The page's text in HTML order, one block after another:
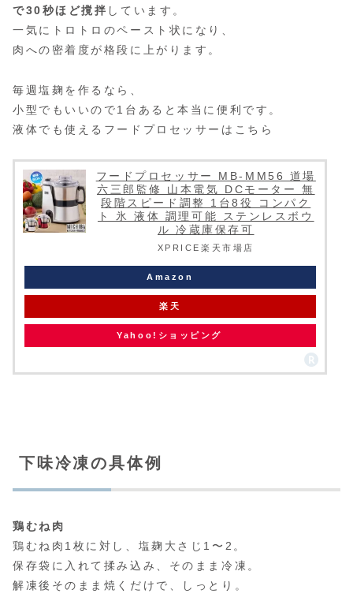
で30秒ほど撹拌 しています。
一気にトロトロのペースト状になり、
肉への密着度が格段に上がります。
毎週塩麹を作るなら、
小型でもいいので1台あると本当に便利です。
液体でも使えるフードプロセッサーはこちら
フードプロセッサー MB-MM56 道場
六三郎監修 山本電気 DCモーター 無
段階スピード調整 1台8役 コンパク
ト 氷 液体 調理可能 ステンレスボウ
ル 冷蔵庫保存可
XPRICE楽天市場店
Amazon
楽天
Yahoo!ショッピング
下味冷凍の具体例
鶏むね肉
鶏むね肉1枚に対し、塩麹大さじ1〜2。
保存袋に入れて揉み込み、そのまま冷凍。
解凍後そのまま焼くだけで、しっとり。